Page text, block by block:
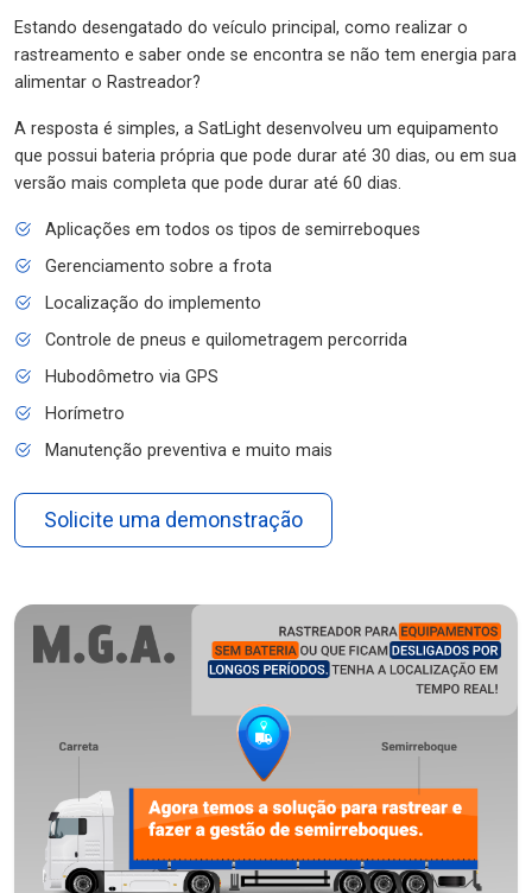
Estando desengatado do veículo principal, como realizar o
rastreamento e saber onde se encontra se não tem energia para
alimentar o Rastreador?
A resposta é simples, a SatLight desenvolveu um equipamento
que possui bateria própria que pode durar até 30 dias, ou em sua
versão mais completa que pode durar até 60 dias.
Aplicações em todos os tipos de semirreboques
Gerenciamento sobre a frota
Localização do implemento
Controle de pneus e quilometragem percorrida
Hubodômetro via GPS
Horímetro
Manutenção preventiva e muito mais
Solicite uma demonstração